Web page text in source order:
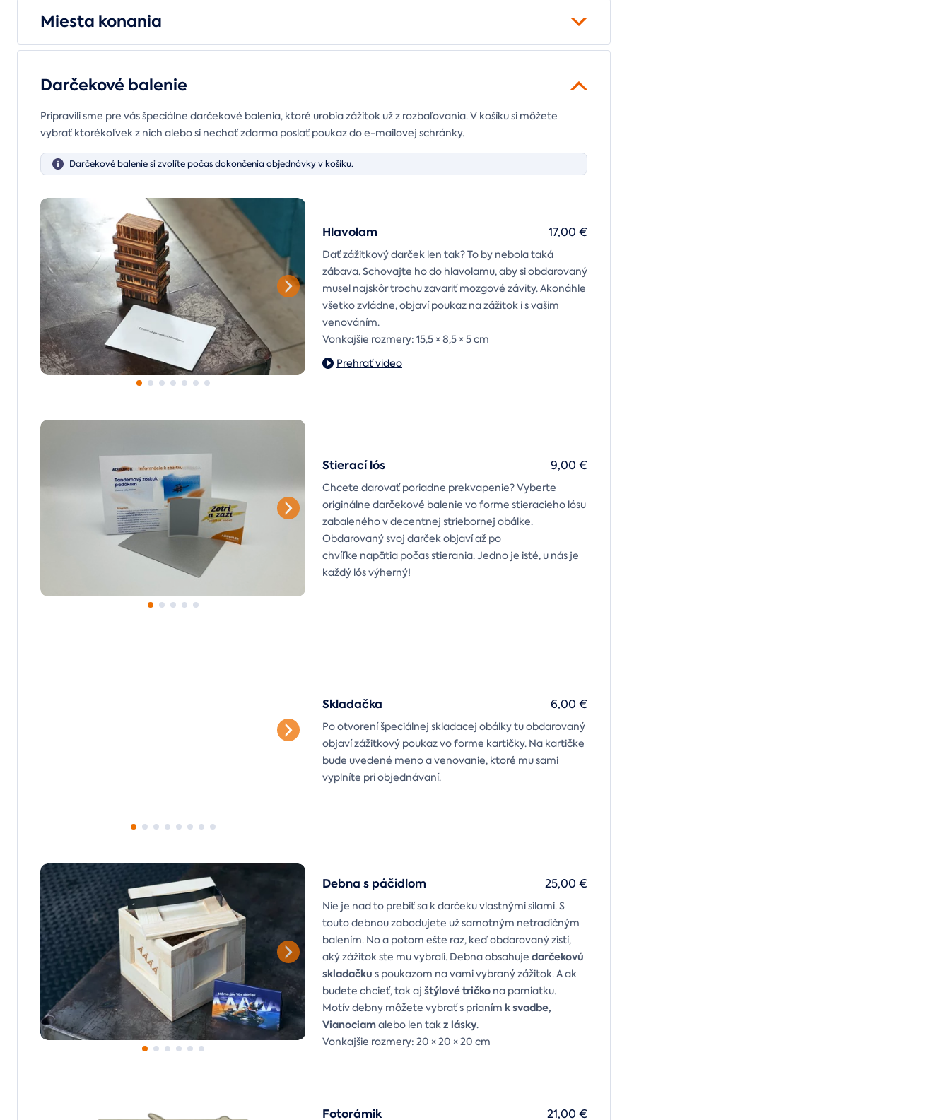
Miesta konania
Darčekové balenie
Pripravili sme pre vás špeciálne darčekové balenia, ktoré urobia zážitok už z rozbaľovania. V košíku si môžete
vybrať ktorékoľvek z nich alebo si nechať zdarma poslať poukaz do e-mailovej schránky.
Darčekové balenie si zvolíte počas dokončenia objednávky v košíku.
Hlavolam
Dať zážitkový darček len tak? To by nebola taká
zábava. Schovajte ho do hlavolamu, aby si obdarovaný
musel najskôr trochu zavariť mozgové závity. Akonáhle
všetko zvládne, objaví poukaz na zážitok i s vašim
venováním.
Vonkajšie rozmery: 15,5 × 8,5 × 5 cm
17,00 €
Prehrať video
Stierací lós
Chcete darovať poriadne prekvapenie? Vyberte
originálne darčekové balenie vo forme stieracieho lósu
zabaleného v decentnej striebornej obálke.
Obdarovaný svoj darček objaví až po
chvíľke napätia počas stierania. Jedno je isté, u nás je
každý lós výherný!
9,00 €
Skladačka
Po otvorení špeciálnej skladacej obálky tu obdarovaný
objaví zážitkový poukaz vo forme kartičky. Na kartičke
bude uvedené meno a venovanie, ktoré mu sami
vyplníte pri objednávaní.
6,00 €
Debna s páčidlom
Nie je nad to prebiť sa k darčeku vlastnými silami. S
touto debnou zabodujete už samotným netradičným
balením. No a potom ešte raz, keď obdarovaný zistí,
aký zážitok ste mu vybrali. Debna obsahuje darčekovú
skladačku s poukazom na vami vybraný zážitok. A ak
budete chcieť, tak aj štýlové tričko na pamiatku.
Motív debny môžete vybrať s prianím k svadbe,
Vianociamalebo len takz lásky.
Vonkajšie rozmery: 20 × 20 × 20 cm
25,00 €
Fotorámik 21,00 €